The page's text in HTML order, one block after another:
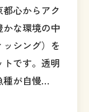
心からアク
な環境の中
シング）を
です。透明
種が自慢…